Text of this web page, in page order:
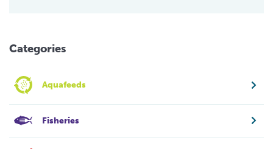
Categories
Aquafeeds
Fisheries